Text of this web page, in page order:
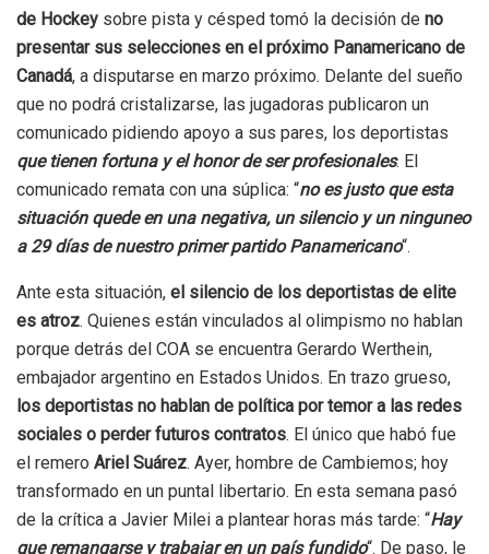
de Hockey sobre pista y césped tomó la decisión de no
presentar sus selecciones en el próximo Panamericano de
Canadá, a disputarse en marzo próximo. Delante del sueño
que no podrá cristalizarse, las jugadoras publicaron un
comunicado pidiendo apoyo a sus pares, los deportistas
que tienen fortuna y el honor de ser profesionales. El
comunicado remata con una súplica: “no es justo que esta
situación quede en una negativa, un silencio y un ninguneo
a 29 días de nuestro primer partido Panamericano“.
Ante esta situación, el silencio de los deportistas de elite
es atroz. Quienes están vinculados al olimpismo no hablan
porque detrás del COA se encuentra Gerardo Werthein,
embajador argentino en Estados Unidos. En trazo grueso,
los deportistas no hablan de política por temor a las redes
sociales o perder futuros contratos. El único que habó fue
el remero Ariel Suárez. Ayer, hombre de Cambiemos; hoy
transformado en un puntal libertario. En esta semana pasó
de la crítica a Javier Milei a plantear horas más tarde: “Hay
que remangarse y trabajar en un país fundido“. De paso, le